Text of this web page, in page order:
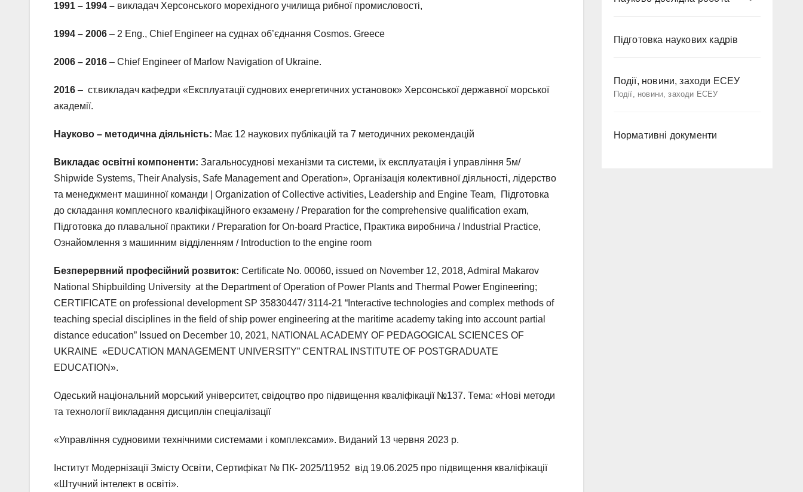
1991 – 1994 – викладач Херсонського морехідного училища рибної промисловості,
1994 – 2006 – 2 Eng., Chief Engineer на суднах об’єднання Cosmos. Greece
2006 – 2016 – Chief Engineer of Marlow Navigation of Ukraine.
2016 – ст.викладач кафедри «Експлуатації суднових енергетичних установок» Херсонської державної морської
академії.
Науково – методична діяльність: Має 12 наукових публікацій та 7 методичних рекомендацій
Викладає освітні компоненти: Загальносуднові механізми та системи, їх експлуатація і управління 5м/
Shipwide Systems, Their Analysis, Safe Management and Operation», Організація колективної діяльності, лідерство
та менеджмент машинної команди | Organization of Collective activities, Leadership and Engine Team, Підготовка
до складання комплесного кваліфікаційного екзамену / Preparation for the comprehensive qualification exam,
Підготовка до плавальної практики / Preparation for On-board Practice, Практика виробнича / Industrial Practice,
Ознайомлення з машинним відділенням / Introduction to the engine room
Безперервний професійний розвиток: Certificate No. 00060, issued on November 12, 2018, Admiral Makarov
National Shipbuilding University at the Department of Operation of Power Plants and Thermal Power Engineering;
CERTIFICATE on professional development SP 35830447/ 3114-21 “Interactive technologies and complex methods of
teaching special disciplines in the field of ship power engineering at the maritime academy taking into account partial
distance education” Issued on December 10, 2021, NATIONAL ACADEMY OF PEDAGOGICAL SCIENCES OF
UKRAINE «EDUCATION MANAGEMENT UNIVERSITY” CENTRAL INSTITUTE OF POSTGRADUATE
EDUCATION».
Одеський національний морський університет, свідоцтво про підвищення кваліфікації №137. Тема: «Нові методи
та технології викладання дисциплін спеціалізації
«Управління судновими технічними системами і комплексами». Виданий 13 червня 2023 р.
Інститут Модернізації Змісту Освіти, Сертифікат № ПК- 2025/11952 від 19.06.2025 про підвищення кваліфікації
«Штучний інтелект в освіті».
Підготовка наукових кадрів
Події, новини, заходи ЕСЕУ
Події, новини, заходи ЕСЕУ
Нормативні документи